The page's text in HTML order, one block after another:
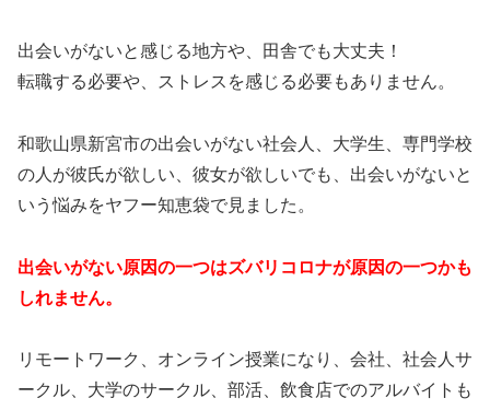
出会いがないと感じる地方や、田舎でも大丈夫！
転職する必要や、ストレスを感じる必要もありません。
和歌山県新宮市の出会いがない社会人、大学生、専門学校
の人が彼氏が欲しい、彼女が欲しいでも、出会いがないと
いう悩みをヤフー知恵袋で見ました。
出会いがない原因の一つはズバリコロナが原因の一つかも
しれません。
リモートワーク、オンライン授業になり、会社、社会人サ
ークル、大学のサークル、部活、飲食店でのアルバイトも